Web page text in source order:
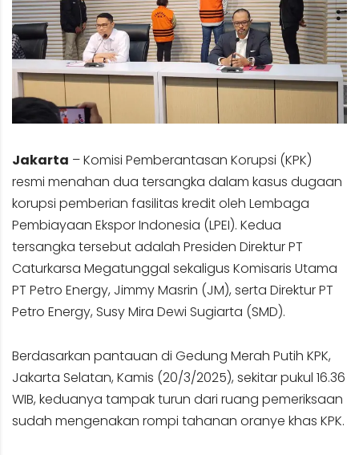
Jakarta – Komisi Pemberantasan Korupsi (KPK)
resmi menahan dua tersangka dalam kasus dugaan
korupsi pemberian fasilitas kredit oleh Lembaga
Pembiayaan Ekspor Indonesia (LPEI). Kedua
tersangka tersebut adalah Presiden Direktur PT
Caturkarsa Megatunggal sekaligus Komisaris Utama
PT Petro Energy, Jimmy Masrin (JM), serta Direktur PT
Petro Energy, Susy Mira Dewi Sugiarta (SMD).
Berdasarkan pantauan di Gedung Merah Putih KPK,
Jakarta Selatan, Kamis (20/3/2025), sekitar pukul 16.36
WIB, keduanya tampak turun dari ruang pemeriksaan
sudah mengenakan rompi tahanan oranye khas KPK.